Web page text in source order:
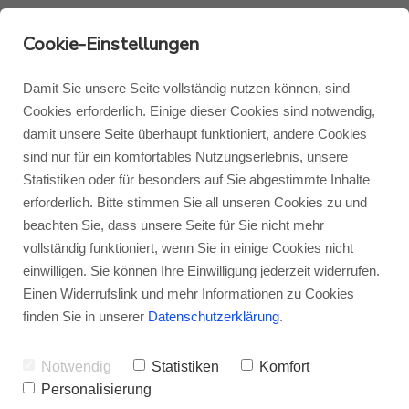
Monitor Audio
Monitor Audio Custom Install
Roksan
Blok
Blog Monitor Audio
Blog Roksan
Blog Blok
Cookie-Einstellungen
Damit Sie unsere Seite vollständig nutzen können, sind
Cookies erforderlich. Einige dieser Cookies sind notwendig,
damit unsere Seite überhaupt funktioniert, andere Cookies
sind nur für ein komfortables Nutzungserlebnis, unsere
Statistiken oder für besonders auf Sie abgestimmte Inhalte
erforderlich. Bitte stimmen Sie all unseren Cookies zu und
beachten Sie, dass unsere Seite für Sie nicht mehr
vollständig funktioniert, wenn Sie in einige Cookies nicht
einwilligen. Sie können Ihre Einwilligung jederzeit widerrufen.
Einen Widerrufslink und mehr Informationen zu Cookies
finden Sie in unserer Datenschutzerklärung.
Notwendig Statistiken
Komfort
Personalisierung